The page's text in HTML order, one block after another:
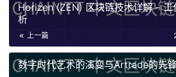
Horizen (ZEN) 区块链技术详解 – 工
析
上一篇
数字时代艺术的演变与Artrade的先